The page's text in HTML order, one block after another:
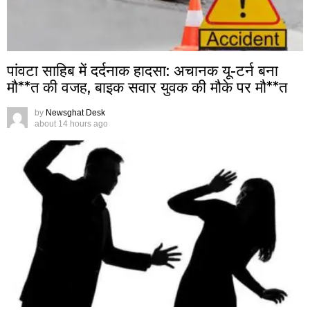
पांवटा साहिब में दर्दनाक हादसा: अचानक यू-टर्न बना
मौ**त की वजह, बाइक सवार युवक की मौके पर मौ**त
by Newsghat Desk
about 14 hours ago